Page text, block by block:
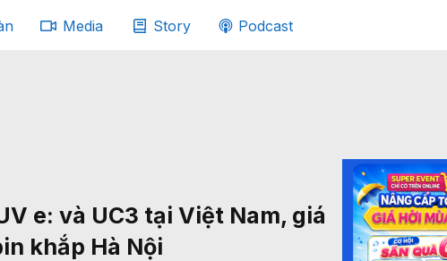
Media Story Podcast
e: và UC3 tại Việt Nam, giá
khắp Hà Nội